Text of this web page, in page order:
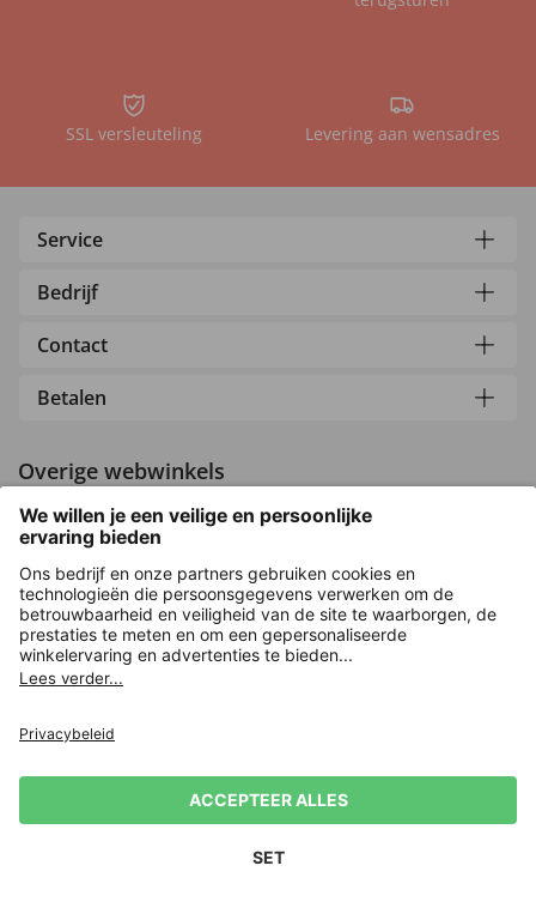
SSL versleuteling Levering aan wensadres
Service
Bedrijf
Contact
Betalen
Overige webwinkels
Nederland
Versleuteling met
Verkoopvoorwaarden
Herroepingsrecht
Impressum
Nieuwsbrief
€10 voor je volgende
bestelling! 👈
Aanmelden